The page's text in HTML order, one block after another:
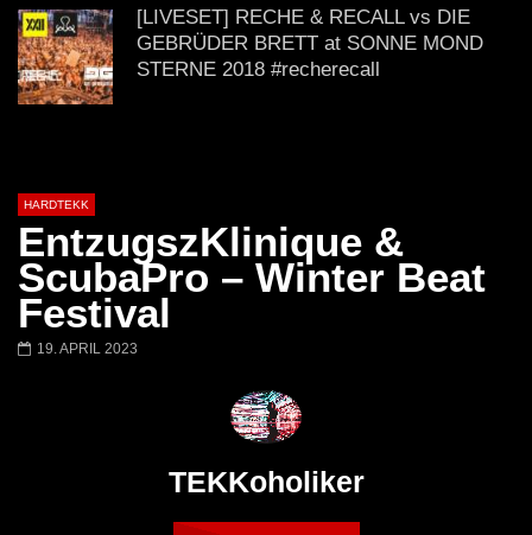
@ altes Militärgelände
Halberstadt 06.07.13 [HQ]
!◇ [HARDTEKK]
[LIVESET] RECHE & RECALL vs DIE
GEBRÜDER BRETT at SONNE MOND
STERNE 2018 #recherecall
VIDEOSET (4K) Crotekk live @ Fusion
Club Münster 02.03.2019
Haimkind | KlatschKind | Tieftekker |
Twostylezz | Maytrixx
Crotekk *live* @ Pressewerk [2014]
HARDTEKK
HARDTEKK
EntzugszKlinique &
ScubaPro – Winter Beat
Festival
19. APRIL 2023
TEKKoholiker